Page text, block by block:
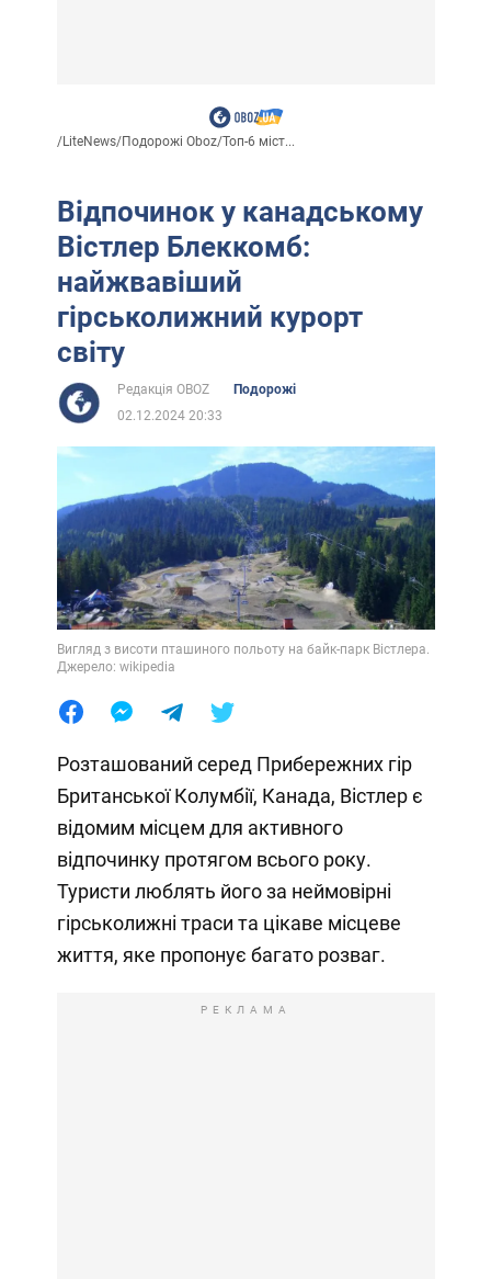
/LiteNews/Подорожі Oboz/Топ-6 міст...
Відпочинок у канадському
Вістлер Блеккомб:
найжвавіший
гірськолижний курорт
світу
Редакція OBOZ
Подорожі
02.12.2024 20:33
Вигляд з висоти пташиного польоту на байк-парк Вістлера.
Джерело: wikipedia
Розташований серед Прибережних гір
Британської Колумбії, Канада, Вістлер є
відомим місцем для активного
відпочинку протягом всього року.
Туристи люблять його за неймовірні
гірськолижні траси та цікаве місцеве
життя, яке пропонує багато розваг.
РЕКЛАМА